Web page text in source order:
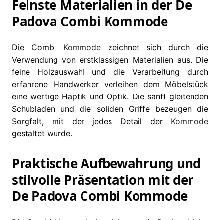
Feinste Materialien in der De
Padova Combi Kommode
Die Combi Kommodezeichnet sich durch die
Verwendung von erstklassigen Materialien aus. Die
feine Holzauswahl und die Verarbeitung durch
erfahrene Handwerker verleihen dem Möbelstück
eine wertige Haptik und Optik. Die sanft gleitenden
Schubladen und die soliden Griffe bezeugen die
Sorgfalt, mit der jedes Detail der Kommode
gestaltet wurde.
Praktische Aufbewahrung und
stilvolle Präsentation mit der
De Padova Combi Kommode